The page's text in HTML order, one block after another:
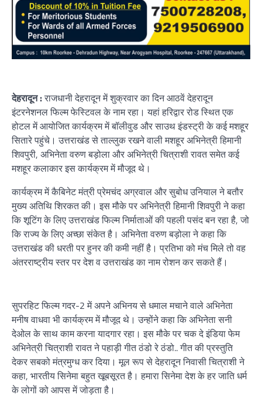
देहरादून :राजधानी देहरादून में शुक्रवार का दिन आठवें देहरादून
इंटरनेशनल फिल्म फेस्टिवल के नाम रहा। यहां हरिद्वार रोड स्थित एक
होटल में आयोजित कार्यक्रम में बॉलीवुड और साउथ इंडस्ट्री के कई मशहूर
सितारे पहुंचे। उत्तराखंड से ताल्लुक रखने वाली मशहूर अभिनेत्री हिमानी
शिवपुरी, अभिनेता वरुण बड़ोला और अभिनेत्री चित्राशी रावत समेत कई
मशहूर कलाकार इस कार्यक्रम में मौजूद थे।
कार्यक्रम में कैबिनेट मंत्री प्रेमचंद अग्रवाल और सुबोध उनियाल ने बतौर
मुख्य अतिथि शिरकत की। इस मौके पर अभिनेत्री हिमानी शिवपुरी ने कहा
कि शूटिंग के लिए उत्तराखंड फिल्म निर्माताओं की पहली पसंद बन रहा है, जो
कि राज्य के लिए अच्छा संकेत है। अभिनेता वरुण बड़ोला ने कहा कि
उत्तराखंड की धरती पर हुनर की कमी नहीं है। प्रतिभा को मंच मिले तो वह
अंतरराष्ट्रीय स्तर पर देश व उत्तराखंड का नाम रोशन कर सकते हैं।
सुपरहिट फिल्म गदर-2 में अपने अभिनय से धमाल मचाने वाले अभिनेता
मनीष वाधवा भी कार्यक्रम में मौजूद थे। उन्होंने कहा कि अभिनेता सनी
देओल के साथ काम करना यादगार रहा। इस मौके पर चक दे इंडिया फेम
अभिनेत्री चित्राशी रावत ने पहाड़ी गीत ठंडो रे ठंडो.. गीत की प्रस्तुति
देकर सबको मंत्रमुग्ध कर दिया। मूल रूप से देहरादून निवासी चित्राशी ने
कहा, भारतीय सिनेमा बहुत खूबसूरत है। हमारा सिनेमा देश के हर जाति धर्म
के लोगों को आपस में जोड़ता है।